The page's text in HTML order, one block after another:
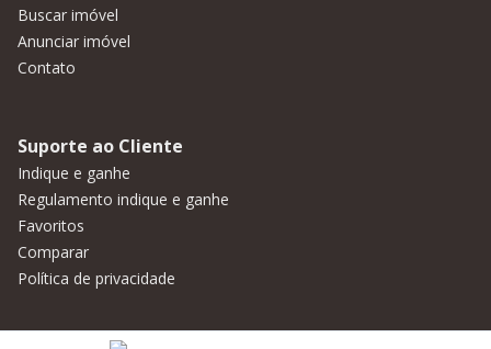
Buscar imóvel
Anunciar imóvel
Contato
Suporte ao Cliente
Indique e ganhe
Regulamento indique e ganhe
Favoritos
Comparar
Política de privacidade